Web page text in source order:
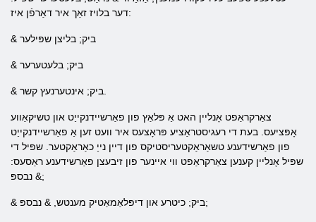
דער בלויז זאַך איר דאַרפֿן איז:
& ביק; בליצן שפּילער
& ביק; בלעטערער
צאַרקראַפט אָנליין האט אַ פּלאַץ פון פאַרשיידנקייַט און טשיקאַווע
אָפּציעס. בעת די רעגיסטראַציע פּראָצעס איר וועט זען אַ פאַרשיידנקייַט
פון פאַרשידענע טשאַראַקטעריסטיקס פון דיין נייַ כאַראַקטער. שפּיל די
שפּיל אָנליין קענען צאַרקראַפט ווי איינער פון זיבעצן פאַרשידענע ראַסעס:
& נבספּ;
& ביק; כיטרע און דיפּלאַמאַטיק מענטש, & נבספּ;